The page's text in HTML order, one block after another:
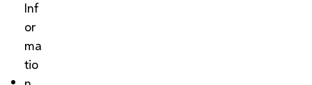
Inf
or
ma
tio